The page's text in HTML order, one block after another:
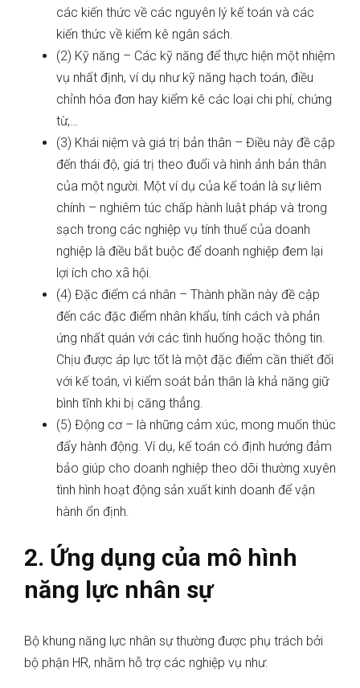
các kiến thức về các nguyên lý kế toán và các
kiến thức về kiểm kê ngân sách.
(2) Kỹ năng – Các kỹ năng để thực hiện một nhiệm
vụ nhất định, ví dụ như kỹ năng hạch toán, điều
chỉnh hóa đơn hay kiểm kê các loại chi phí, chứng
từ,…
(3) Khái niệm và giá trị bản thân – Điều này đề cập
đến thái độ, giá trị theo đuổi và hình ảnh bản thân
của một người. Một ví dụ của kế toán là sự liêm
chính – nghiêm túc chấp hành luật pháp và trong
sạch trong các nghiệp vụ tính thuế của doanh
nghiệp là điều bắt buộc để doanh nghiệp đem lại
lợi ích cho xã hội.
(4) Đặc điểm cá nhân – Thành phần này đề cập
đến các đặc điểm nhân khẩu, tính cách và phản
ứng nhất quán với các tình huống hoặc thông tin.
Chịu được áp lực tốt là một đặc điểm cần thiết đối
với kế toán, vì kiểm soát bản thân là khả năng giữ
bình tĩnh khi bị căng thẳng.
(5) Động cơ – là những cảm xúc, mong muốn thúc
đẩy hành động. Ví dụ, kế toán có định hướng đảm
bảo giúp cho doanh nghiệp theo dõi thường xuyên
tình hình hoạt động sản xuất kinh doanh để vận
hành ổn định.
2. Ứng dụng của mô hình
năng lực nhân sự
Bộ khung năng lực nhân sự thường được phụ trách bởi
bộ phận HR, nhằm hỗ trợ các nghiệp vụ như: